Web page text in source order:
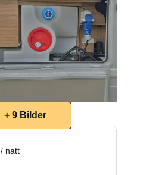
+ 9 Bilder
/ natt